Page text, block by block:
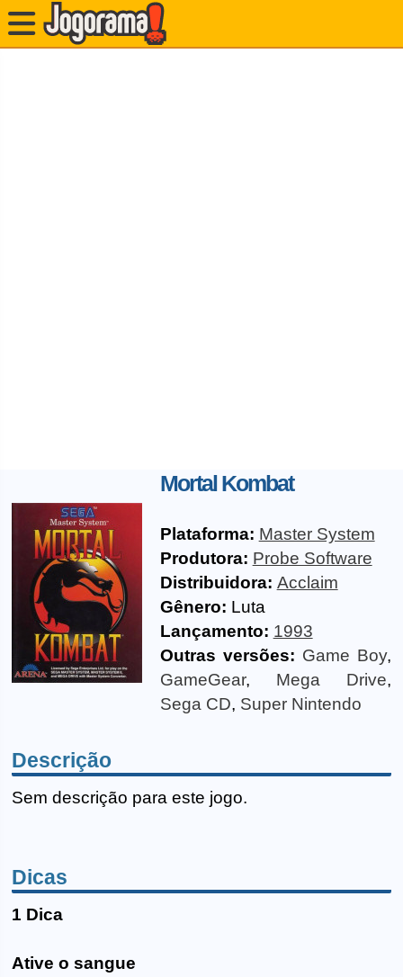
Mortal Kombat
Plataforma: Master System
Produtora: Probe Software
Distribuidora: Acclaim
Gênero: Luta
Lançamento: 1993
Outras versões: Game Boy,
GameGear, Mega Drive,
Sega CD, Super Nintendo
Descrição
Sem descrição para este jogo.
Dicas
1 Dica
Ative o sangue